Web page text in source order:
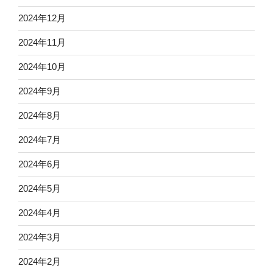
2024年12月
2024年11月
2024年10月
2024年9月
2024年8月
2024年7月
2024年6月
2024年5月
2024年4月
2024年3月
2024年2月